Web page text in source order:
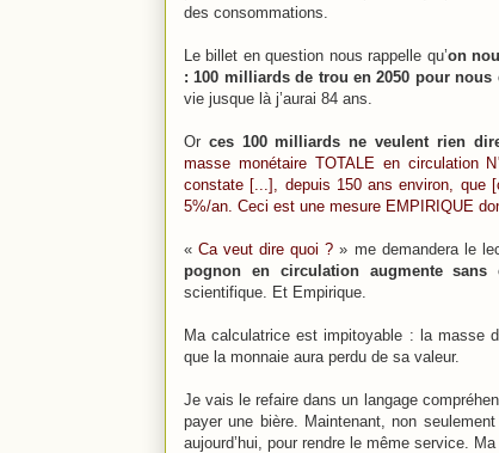
des consommations.
Le billet en question nous rappelle qu’on
: 100 milliards de trou en 2050 pour nous
vie jusque là j’aurai 84 ans.
Or ces 100 milliards ne veulent rien
masse monétaire TOTALE en circulation
constate [...], depuis 150 ans environ, que
5%/an. Ceci est une mesure EMPIRIQUE
«Ca veut dire quoi ? » me demandera le
pognon en circulation augmente sans
scientifique. Et Empirique.
Ma calculatrice est impitoyable : la masse
que la monnaie aura perdu de sa valeur.
Je vais le refaire dans un langage
payer une bière. Maintenant, non
aujourd’hui, pour rendre le même service.